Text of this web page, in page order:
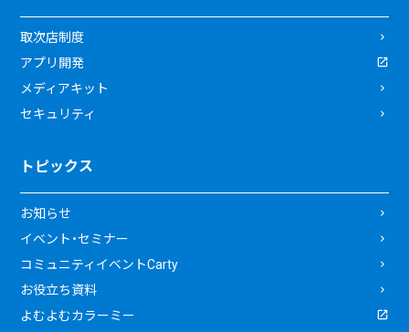
取次店制度
アプリ開発
メディアキット
セキュリティ
トピックス
お知らせ
イベント・セミナー
コミュニティイベントCarty
お役立ち資料
よむよむカラーミー